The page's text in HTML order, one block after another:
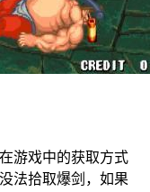
游戏中的获取方式
法拾取爆剑，如果